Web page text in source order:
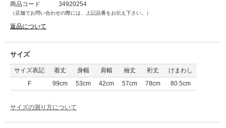
商品コード 34920254
（店舗でお問い合わせの際には、上記品番をお伝え下さい。）
返品について
サイズ
サイズ表記 着丈 身幅 肩幅 袖丈 裄丈
けまわし
F
99cm 53cm 42cm 57cm 78cm 80.5cm
サイズの測り方について